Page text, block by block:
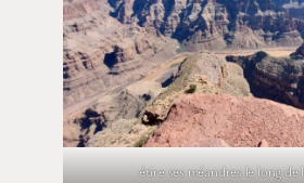
étire ses méandres le long de